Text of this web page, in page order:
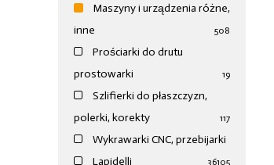
Maszyny i urządzenia różne,
inne
508
Prościarki do drutu
prostowarki
19
Szlifierki do płaszczyzn,
polerki, korekty
117
Wykrawarki CNC, przebijarki
105
Lapidelli 36